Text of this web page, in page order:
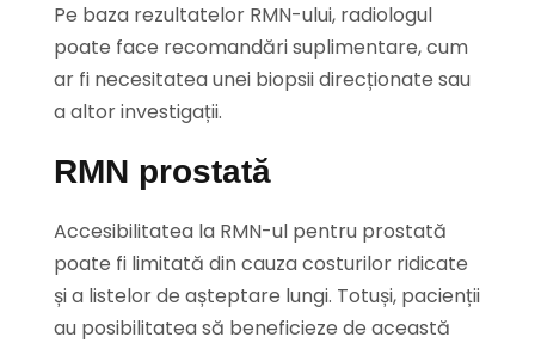
Pe baza rezultatelor RMN-ului, radiologul
poate face recomandări suplimentare, cum
ar fi necesitatea unei biopsii direcționate sau
a altor investigații.
RMN prostată
Accesibilitatea la RMN-ul pentru prostată
poate fi limitată din cauza costurilor ridicate
și a listelor de așteptare lungi. Totuși, pacienții
au posibilitatea să beneficieze de această